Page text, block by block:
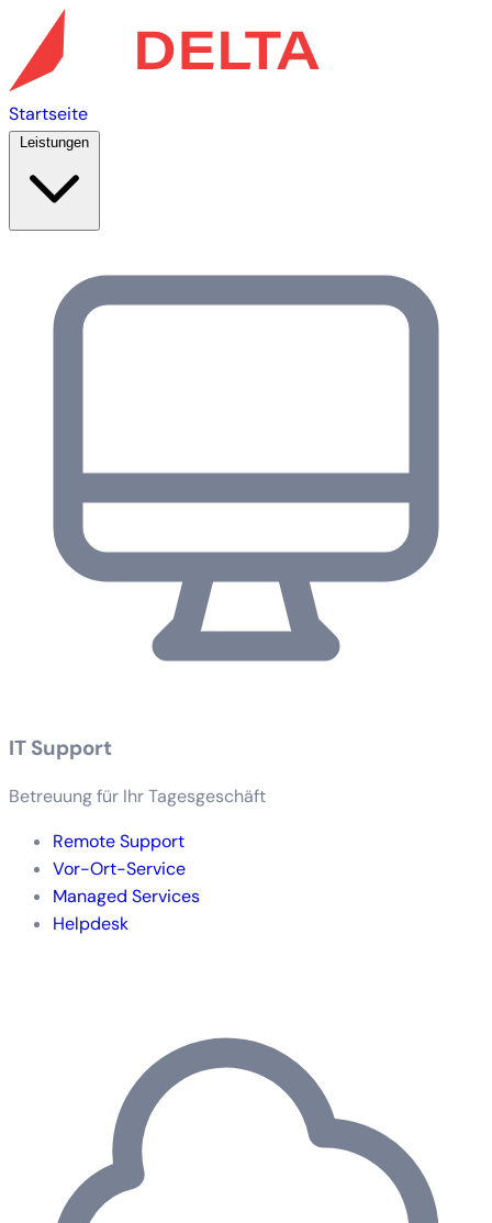
Startseite
IT Support
Betreuung für Ihr Tagesgeschäft
Remote Support
Vor-Ort-Service
Managed Services
Helpdesk